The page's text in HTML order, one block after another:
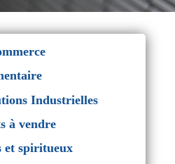
Industrielles
à vendre
et spiritueux